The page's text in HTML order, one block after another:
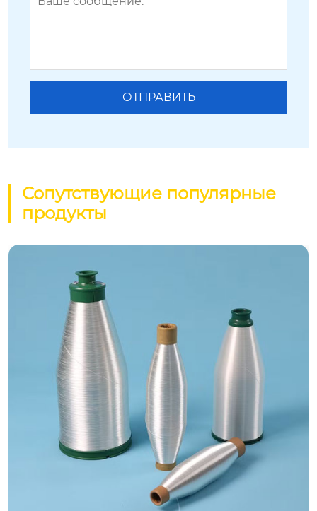
Сопутствующие популярные
продукты